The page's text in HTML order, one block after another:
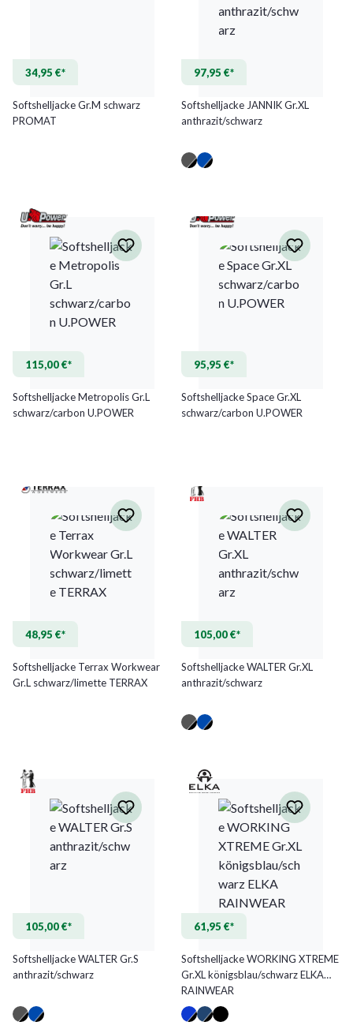
34,95 €*
Softshelljacke Gr.M schwarz
PROMAT
97,95 €*
Softshelljacke JANNIK Gr.XL
anthrazit/schwarz
115,00 €*
Softshelljacke Metropolis Gr.L
schwarz/carbon U.POWER
95,95 €*
Softshelljacke Space Gr.XL
schwarz/carbon U.POWER
48,95 €*
Softshelljacke Terrax Workwear
Gr.L schwarz/limette TERRAX
105,00 €*
Softshelljacke WALTER Gr.XL
anthrazit/schwarz
105,00 €*
Softshelljacke WALTER Gr.S
anthrazit/schwarz
(Diese Option ist zurzeit nicht verfügbar.)
(Diese Option ist zurzeit nicht verfügbar.)
61,95 €*
Softshelljacke WORKING XTREME
Gr.XL königsblau/schwarz ELKA
RAINWEAR
(Diese Option ist zurzeit nicht